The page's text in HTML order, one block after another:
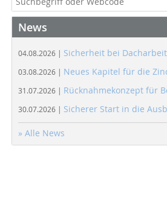
News
04.08.2026 | Sicherheit bei
03.08.2026 | Neues Kapitel für die
31.07.2026 | Rücknahmekonzept für
30.07.2026 | Sicherer Start in die
» Alle News